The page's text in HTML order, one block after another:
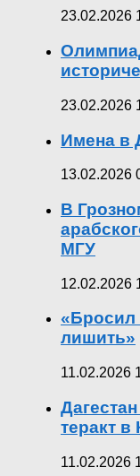
23.02.2026
23.02.2026
Имена в
13.02.2026
В
МГУ
12.02.2026
«Бросил
лишить»
11.02.2026
теракт
11.02.2026